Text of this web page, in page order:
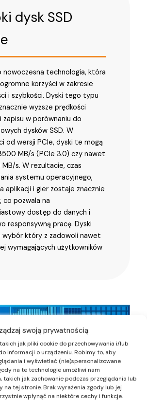
swoją prywatnością
jak pliki cookie do przechowywania i/lub
informacji o urządzeniu. Robimy to, aby
i wyświetlać (nie)spersonalizowane
na te technologie umożliwi nam
takich jak zachowanie podczas przeglądania lub
na tej stronie. Brak wyrażenia zgody lub jej
wpłynąć na niektóre cechy i funkcje.
dysk SSD
nowoczesna technologia, która
korzyści w zakresie
i szybkości. Dyski tego typu
wyższe prędkości
w porównaniu do
dysków SSD. W
od wersji PCIe, dyski te mogą
MB/s (PCIe 3.0) czy nawet
s. W rezultacie, czas
systemu operacyjnego,
aplikacji i gier zostaje znacznie
co pozwala na
dostęp do danych i
responsywną pracę. Dyski
wybór który z zadowoli nawet
wymagających użytkowników